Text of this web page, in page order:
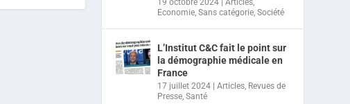
19 octobre 2024 |Articles,
Economie,Sans catégorie,Société
L’Institut C&C fait le point sur
la démographie médicale en
France
17 juillet 2024 |Articles, Revues de
Presse,Santé